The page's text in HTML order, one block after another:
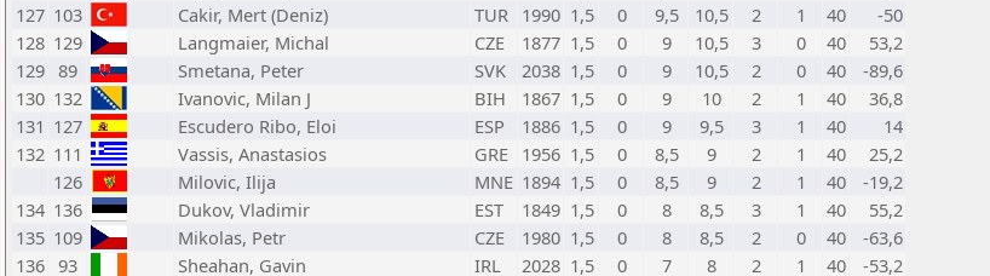
127 103 Cakir, Mert (Deniz) TUR 1990 1,5 0 9,5 10,5 2 1 40
-50
128 129 Langmaier, Michal CZE 1877 1,5 0 9 10,5 3 0 40
53,2
129 89 Smetana, Peter SVK 2038 1,5 0 9 10,5 2 0 40
-89,6
130 132 Ivanovic, Milan J BIH 1867 1,5 0 9 10 2 1 40
36,8
131 127 Escudero Ribo, Eloi ESP 1886 1,5 0 9 9,5 3 1 40
14
132 111 Vassis, Anastasios GRE 1956 1,5 0 8,5 9 2 1 40
25,2
126
Milovic, Ilija MNE 1894 1,5 0 8,5 9 2 1 40
-19,2
134 136 Dukov, Vladimir EST 1849 1,5 0 8 8,5 3 1 40
55,2
135 109 Mikolas, Petr CZE 1980 1,5 0 8 8,5 2 0 40
-63,6
136 93 Sheahan, Gavin IRL 2028 1,5 0 7 8 2 1 40 -53,2